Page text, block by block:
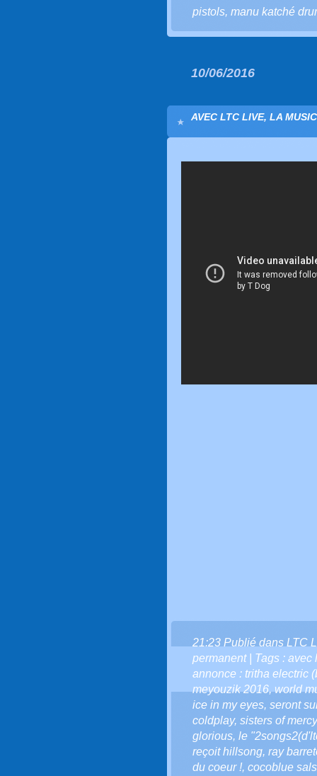
pistols, manu katché
10/06/2016
AVEC LTC LIVE, LA
21:23 Publié dans LTC
permanent| Tags : avec
annonce : tritha electric
meyouzik 2016,world
ice in my eyes, seront
coldplay, sisters of mercy
glorious, le
reçoit hillsong, ray
du coeur !, cocoblue